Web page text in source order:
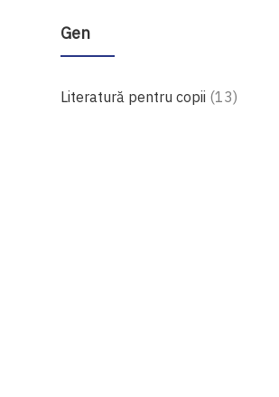
Gen
Literatură pentru copii 13produse